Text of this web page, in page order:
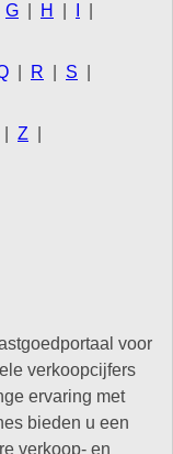
G H
R S
Z
voor
verkoopcijfers
ervaring met
bieden u een
verkoop- en